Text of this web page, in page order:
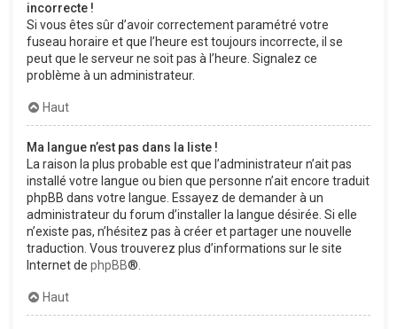
incorrecte !
Si vous êtes sûr d’avoir correctement paramétré votre
fuseau horaire et que l’heure est toujours incorrecte, il se
peut que le serveur ne soit pas à l’heure. Signalez ce
problème à un administrateur.
Haut
Ma langue n’est pas dans la liste !
La raison la plus probable est que l’administrateur n’ait pas
installé votre langue ou bien que personne n’ait encore traduit
phpBB dans votre langue. Essayez de demander à un
administrateur du forum d’installer la langue désirée. Si elle
n’existe pas, n’hésitez pas à créer et partager une nouvelle
traduction. Vous trouverez plus d’informations sur le site
Internet de phpBB®.
Haut